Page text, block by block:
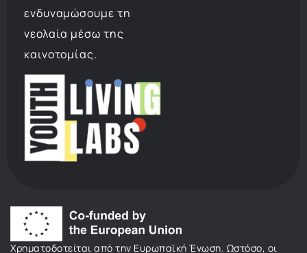
ενδυναμώσουμε τη
νεολαία μέσω της
καινοτομίας.
Χρηματοδοτείται από την Ευρωπαϊκή Ένωση. Ωστόσο, οι